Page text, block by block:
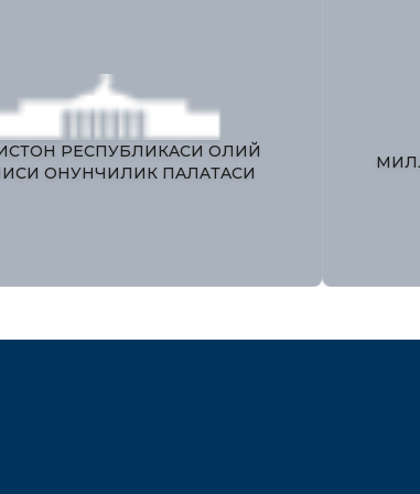
ЯГОНА ИНТЕРАКТИВ ДАВЛАТ
ХИЗМАТЛАРИ ПОРТАЛИ